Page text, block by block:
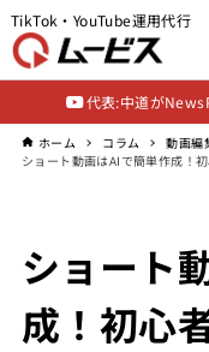
TikTok・YouTube運用代行
代表:中道が
ホーム コラム
動画編
ショート動画はAIで簡単作成！
ショート
成！初心